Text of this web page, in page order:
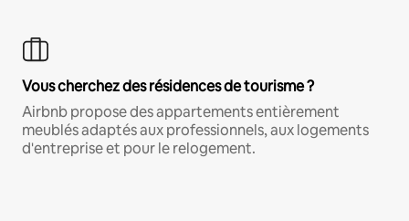
Vous cherchez des résidences de tourisme ?
Airbnb propose des appartements entièrement
meublés adaptés aux professionnels, aux logements
d'entreprise et pour le relogement.